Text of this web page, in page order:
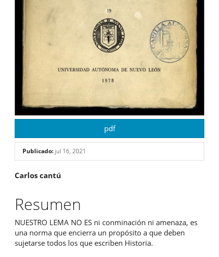
pdf
Publicado: jul 16, 2021
Contenido
principal
del
artículo
Carlos cantú
Resumen
NUESTRO LEMA NO ES ni conminación ni amenaza, es
una norma que encierra un propósito a que deben
sujetarse todos los que escriben Historia.